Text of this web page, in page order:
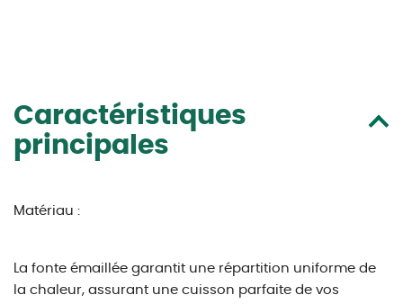
Caractéristiques
principales
Matériau :
La fonte émaillée garantit une répartition uniforme de
la chaleur, assurant une cuisson parfaite de vos